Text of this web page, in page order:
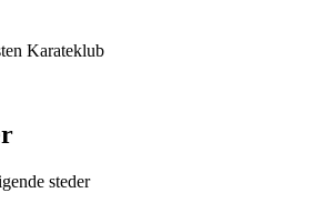
Karateklub
steder